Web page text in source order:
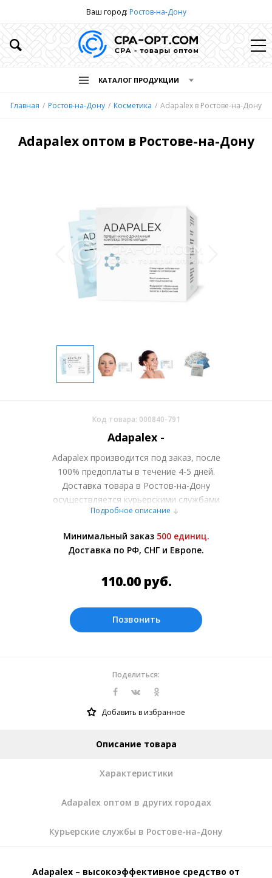
Ваш город: Ростов-на-Дону
КАТАЛОГ ПРОДУКЦИИ
Главная Ростов-на-Дону Косметика Adapalex в Ростове-на-Дону
Adapalex оптом в Ростове-на-Дону
Код товара: 000840-791
Adapalex -
Adapalex производится под заказ, после
100% предоплаты в течение 4-5 дней.
Доставка товара в Ростов-на-Дону
осуществляется курьерскими службами
или самовывозом со склада в Москве.
менеджером.
Оплата производится в рублях.
Подробное описание
Минимальный заказ 500 единиц.
Доставка по РФ, СНГ и Европе.
110.00 руб.
Позвонить
Поделиться:
Добавить в избранное
Описание товара
Характеристики
Adapalex оптом в других городах
Курьерские службы в Ростове-на-Дону
Adapalex – высокоэффективное средство от